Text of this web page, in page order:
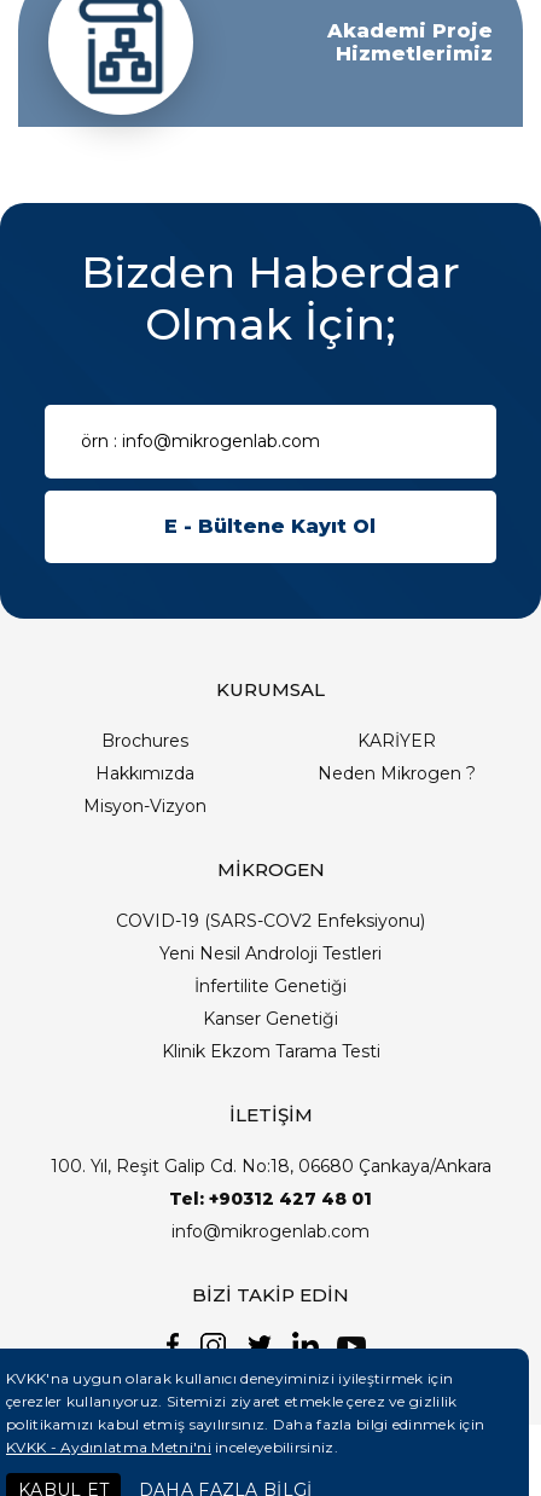
Akademi Proje
Hizmetlerimiz
Bizden Haberdar
Olmak İçin;
KURUMSAL
Brochures
KARİYER
Hakkımızda
Neden Mikrogen ?
Misyon-Vizyon
MİKROGEN
COVID-19 (SARS-COV2 Enfeksiyonu)
Yeni Nesil Androloji Testleri
İnfertilite Genetiği
Kanser Genetiği
Klinik Ekzom Tarama Testi
İLETİŞİM
100. Yıl, Reşit Galip Cd. No:18, 06680 Çankaya/Ankara
Tel: +90312 427 48 01
info@mikrogenlab.com
BİZİ TAKİP EDİN
Teknobay (+90 444 5 331)
KVKK'na uygun olarak kullanıcı deneyiminizi iyileştirmek için
çerezler kullanıyoruz. Sitemizi ziyaret etmekle çerez ve gizlilik
politikamızı kabul etmiş sayılırsınız. Daha fazla bilgi edinmek için
KVKK - Aydınlatma Metni'ni inceleyebilirsiniz.
KABUL ET DAHA FAZLA BİLGİ